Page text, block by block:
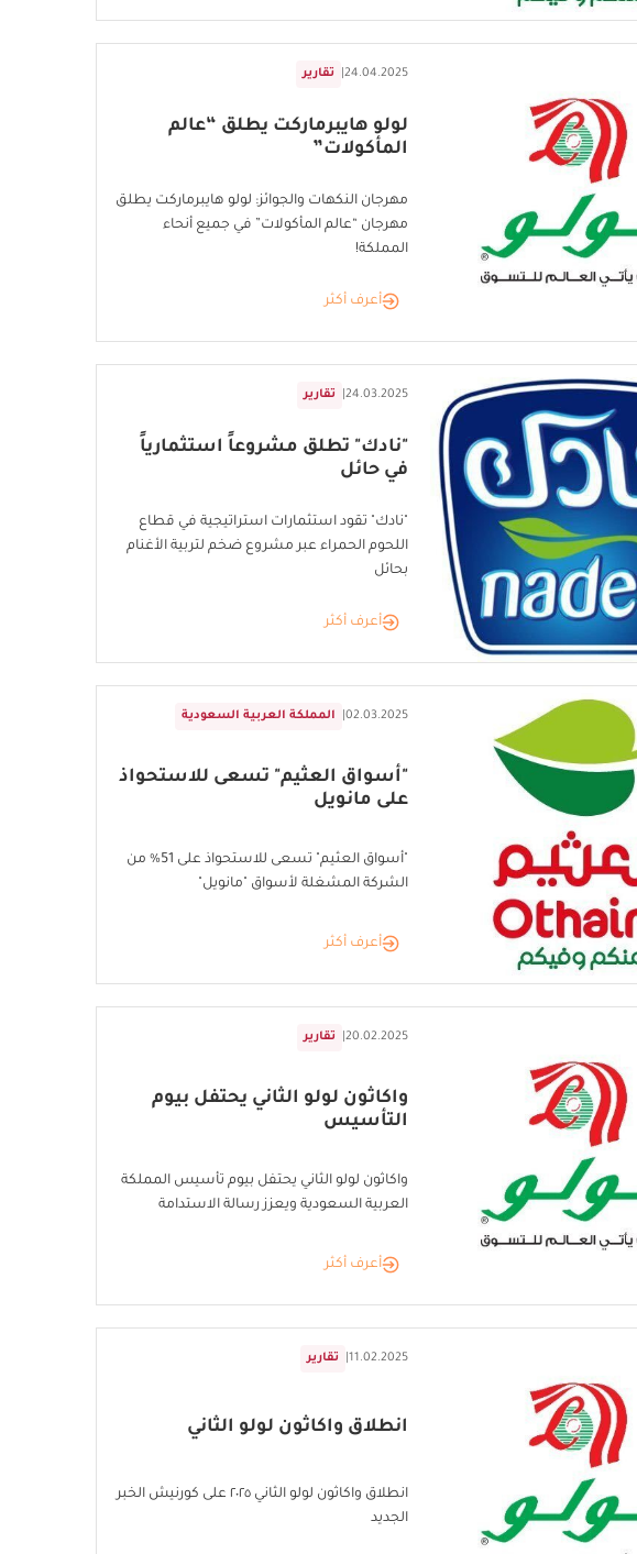
تقارير 24.04.2025
لولو هايبرماركت يطلق “عالم
المأكولات”
مهرجان النكهات والجوائز: لولو هايبرماركت يطلق
مهرجان “عالم المأكولات” في جميع أنحاء
المملكة!
أعرف أكثر
تقارير 24.03.2025
"نادك" تطلق مشروعاً استثمارياً
في حائل
"نادك" تقود استثمارات استراتيجية في قطاع
اللحوم الحمراء عبر مشروع ضخم لتربية الأغنام
بحائل
أعرف أكثر
المملكة العربية السعودية 02.03.2025
"أسواق العثيم" تسعى للاستحواذ
على مانويل
"أسواق العثيم" تسعى للاستحواذ على 51% من
الشركة المشغلة لأسواق "مانويل"
أعرف أكثر
تقارير 20.02.2025
واكاثون لولو الثاني يحتفل بيوم
التأسيس
واكاثون لولو الثاني يحتفل بيوم تأسيس المملكة
العربية السعودية ويعزز رسالة الاستدامة
أعرف أكثر
تقارير 11.02.2025
انطلاق واكاثون لولو الثاني
انطلاق واكاثون لولو الثاني ٢٠٢٥ على كورنيش الخبر
الجديد